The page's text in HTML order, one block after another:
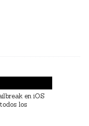
en iOS
los